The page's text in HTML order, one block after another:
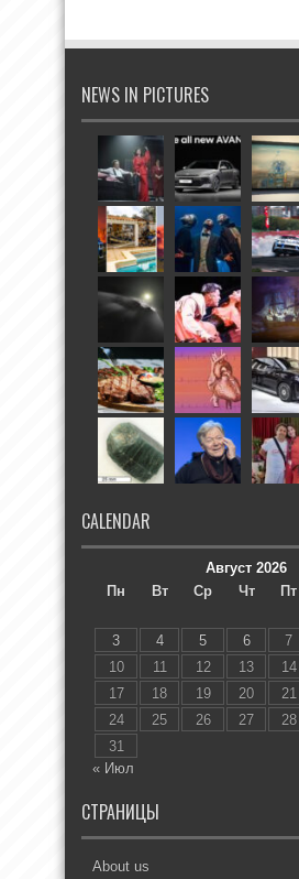
NEWS IN PICTURES
CALENDAR
Август 2026
Пн
Вт Ср Чт Пт
3
4 5 6 7
10
11 12 13 14
17
18 19 20 21
24
25 26 27 28
31
« Июл
СТРАНИЦЫ
About us